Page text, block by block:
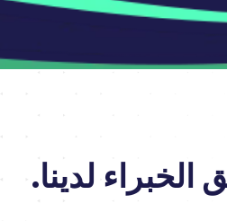
لدينا.